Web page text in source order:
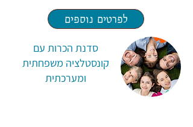
לפרטים נוספים
סדנת הכרות עם
קונסטלציה משפחתית
ומערכתית